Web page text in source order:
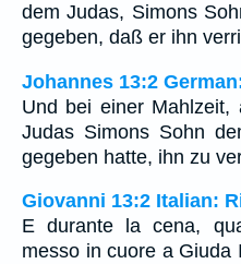
dem Judas, Simons
gegeben, daß er ihn
Johannes 13:2
Und bei einer Mahlzeit,
Judas Simons Sohn
gegeben hatte, ihn zu
Giovanni 13:2 Italian:
E durante la cena,
messo in cuore a Giuda